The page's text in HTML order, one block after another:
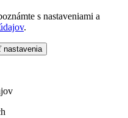
s nastaveniami a
.
nastavenia